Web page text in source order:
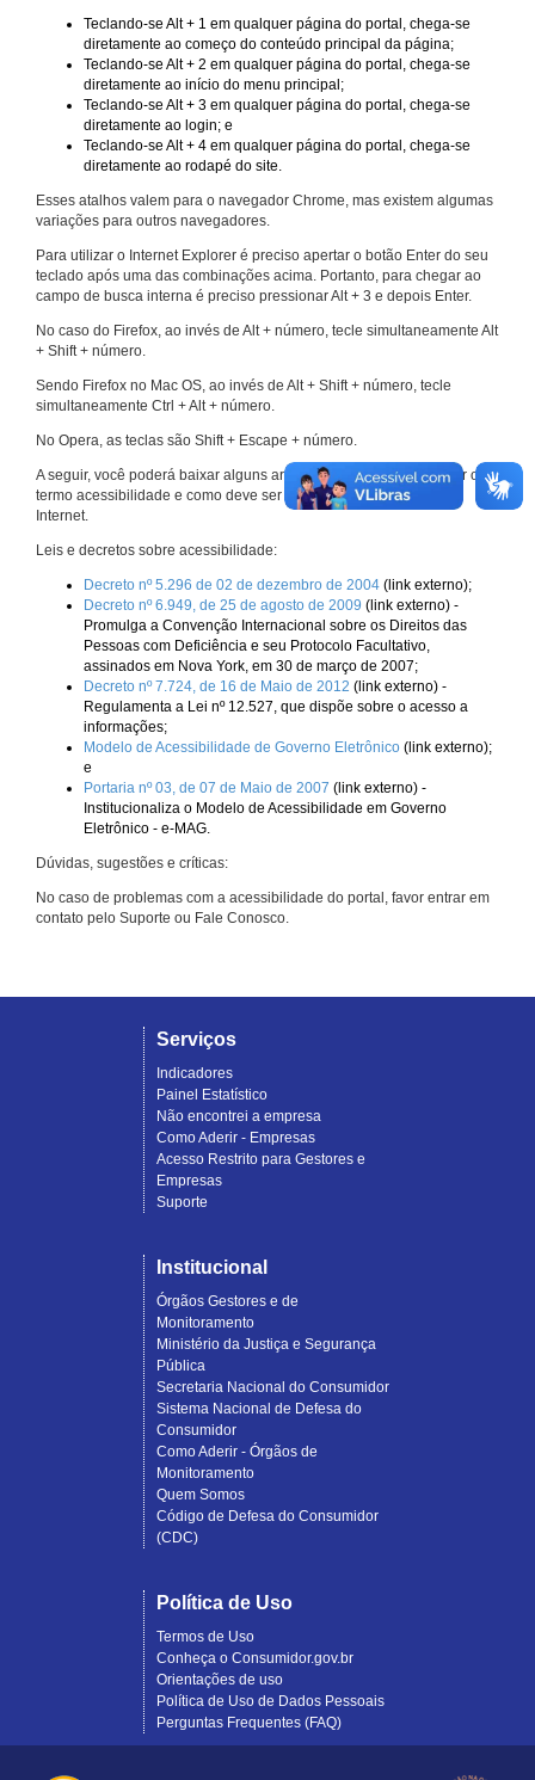
Teclando-se Alt + 1 em qualquer página do portal, chega-se
diretamente ao começo do conteúdo principal da página;
Teclando-se Alt + 2 em qualquer página do portal, chega-se
diretamente ao início do menu principal;
Teclando-se Alt + 3 em qualquer página do portal, chega-se
diretamente ao login; e
Teclando-se Alt + 4 em qualquer página do portal, chega-se
diretamente ao rodapé do site.
Esses atalhos valem para o navegador Chrome, mas existem algumas
variações para outros navegadores.
Para utilizar o Internet Explorer é preciso apertar o botão Enter do seu
teclado após uma das combinações acima. Portanto, para chegar ao
campo de busca interna é preciso pressionar Alt + 3 e depois Enter.
No caso do Firefox, ao invés de Alt + número, tecle simultaneamente Alt
+ Shift + número.
Sendo Firefox no Mac OS, ao invés de Alt + Shift + número, tecle
simultaneamente Ctrl + Alt + número.
No Opera, as teclas são Shift + Escape + número.
A seguir, você poderá baixar alguns arquivos que explicam melhor o
termo acessibilidade e como deve ser implementado nos sites da
Internet.
Leis e decretos sobre acessibilidade:
Decreto nº 5.296 de 02 de dezembro de 2004 (link externo);
Decreto nº 6.949, de 25 de agosto de 2009 (link externo) -
Promulga a Convenção Internacional sobre os Direitos das
Pessoas com Deficiência e seu Protocolo Facultativo,
assinados em Nova York, em 30 de março de 2007;
Decreto nº 7.724, de 16 de Maio de 2012 (link externo) -
Regulamenta a Lei nº 12.527, que dispõe sobre o acesso a
informações;
Modelo de Acessibilidade de Governo Eletrônico (link externo);
e
Portaria nº 03, de 07 de Maio de 2007 (link externo) -
Institucionaliza o Modelo de Acessibilidade em Governo
Eletrônico - e-MAG.
Dúvidas, sugestões e críticas:
No caso de problemas com a acessibilidade do portal, favor entrar em
contato pelo Suporte ou Fale Conosco.
Serviços
Indicadores
Painel Estatístico
Não encontrei a empresa
Como Aderir - Empresas
Acesso Restrito para Gestores e
Empresas
Suporte
Institucional
Órgãos Gestores e de
Monitoramento
Ministério da Justiça e Segurança
Pública
Secretaria Nacional do Consumidor
Sistema Nacional de Defesa do
Consumidor
Como Aderir - Órgãos de
Monitoramento
Quem Somos
Código de Defesa do Consumidor
(CDC)
Política de Uso
Termos de Uso
Conheça o Consumidor.gov.br
Orientações de uso
Política de Uso de Dados Pessoais
Perguntas Frequentes (FAQ)